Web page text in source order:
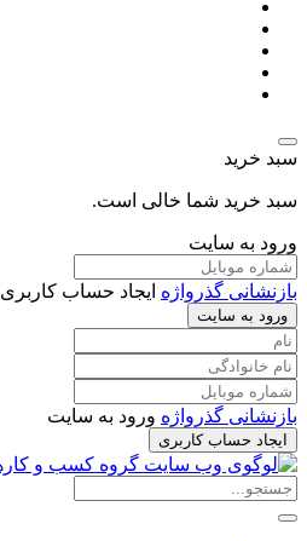
سبد خرید
سبد خرید شما خالی است.
ورود به سایت
بازنشانی گذرواژه ایجاد حساب کاربری
ورود به سایت
بازنشانی گذرواژه ورود به سایت
ایجاد حساب کاربری